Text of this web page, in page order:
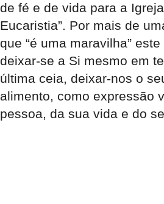
de fé e de vida para a
Eucaristia”. Por mais de
que “é uma maravilha”
deixar-se a Si mesmo em
última ceia, deixar-nos o
alimento, como expressão
pessoa, da sua vida e do